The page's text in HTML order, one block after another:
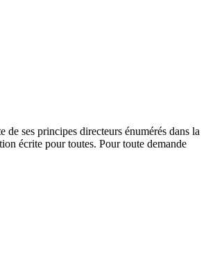
ses principes directeurs énumérés dans la
écrite pour toutes. Pour toute demande